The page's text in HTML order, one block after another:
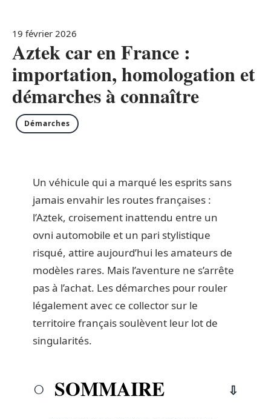
19 février 2026
Aztek car en France :
importation, homologation et
démarches à connaître
Démarches
Un véhicule qui a marqué les esprits sans
jamais envahir les routes françaises :
l’Aztek, croisement inattendu entre un
ovni automobile et un pari stylistique
risqué, attire aujourd’hui les amateurs de
modèles rares. Mais l’aventure ne s’arrête
pas à l’achat. Les démarches pour rouler
légalement avec ce collector sur le
territoire français soulèvent leur lot de
singularités.
SOMMAIRE